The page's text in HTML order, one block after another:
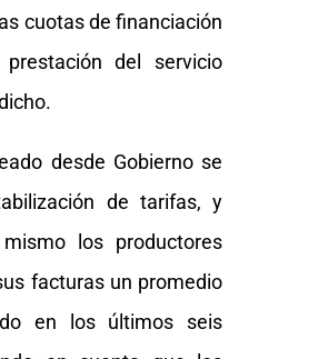
cuotas de financiación
del servicio
desde Gobierno se
de tarifas, y
los productores
facturas un promedio
en los últimos seis